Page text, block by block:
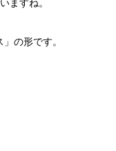
ますね。
の形です。